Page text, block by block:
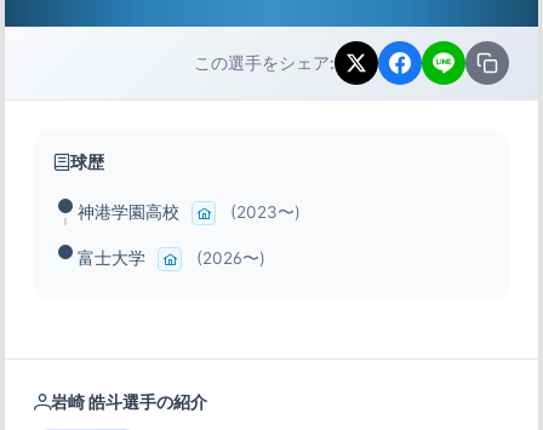
この選手をシェア:
球歴
神港学園高校 (2023〜)
富士大学 (2026〜)
岩崎 皓斗選手の紹介